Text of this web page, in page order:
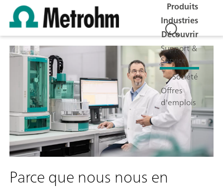
Produits
Industries
Découvrir
Support &
Service
Société
Offres
d'emplois
Parce que nous nous en